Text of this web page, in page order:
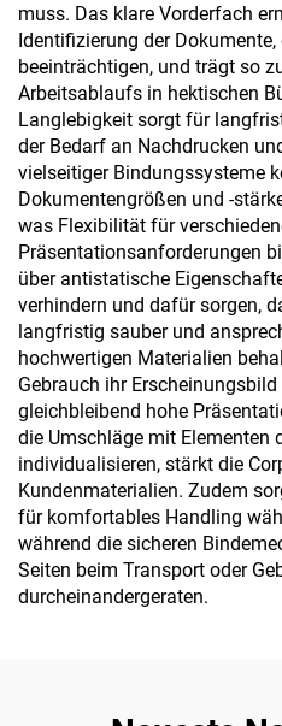
muss. Das klare Vorderfach
Identifizierung der
beeinträchtigen, und trägt so
Arbeitsablaufs in hektischen
Langlebigkeit sorgt für
der Bedarf an Nachdrucken
vielseitiger Bindungssysteme
Dokumentengrößen und -
was Flexibilität für
Präsentationsanforderungen
über antistatische
verhindern und dafür sorgen,
langfristig sauber und
hochwertigen Materialien
Gebrauch ihr
gleichbleibend hohe
die Umschläge mit Elementen
individualisieren, stärkt die
Kundenmaterialien. Zudem
für komfortables Handling
während die sicheren
Seiten beim Transport oder
durcheinandergeraten.